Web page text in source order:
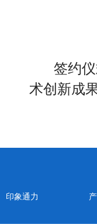
签约仪
术创新成果
印象通力